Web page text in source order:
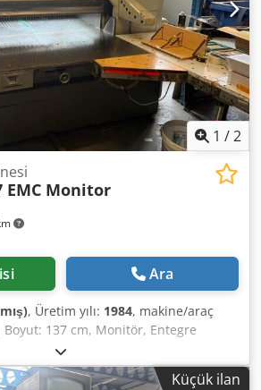
1 /2
EMC Monitor
Ara
, Üretim yılı: 1984, makine/araç
Boyut: 137 cm, Monitör, Entegre
Yan sehpa yok. Dksdpsztcwvofx
Küçük ilan